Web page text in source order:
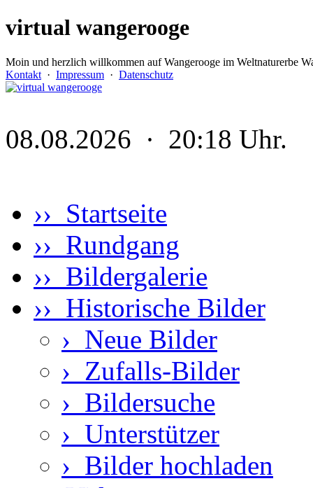
virtual wangerooge
Moin und herzlich willkommen auf Wangerooge im Weltnaturerbe
Kontakt · Impressum · Datenschutz
08.08.2026 · 20:18 Uhr.
›› Startseite
›› Rundgang
›› Bildergalerie
›› Historische Bilder
› Neue Bilder
› Zufalls-Bilder
› Bildersuche
› Unterstützer
› Bilder hochladen